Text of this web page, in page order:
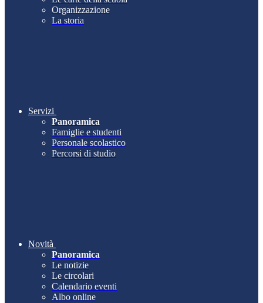
Organizzazione
La storia
Servizi
Panoramica
Famiglie e studenti
Personale scolastico
Percorsi di studio
Novità
Panoramica
Le notizie
Le circolari
Calendario eventi
Albo online